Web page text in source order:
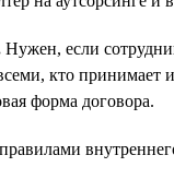
Нужен, если
кто принимает
форма договора.